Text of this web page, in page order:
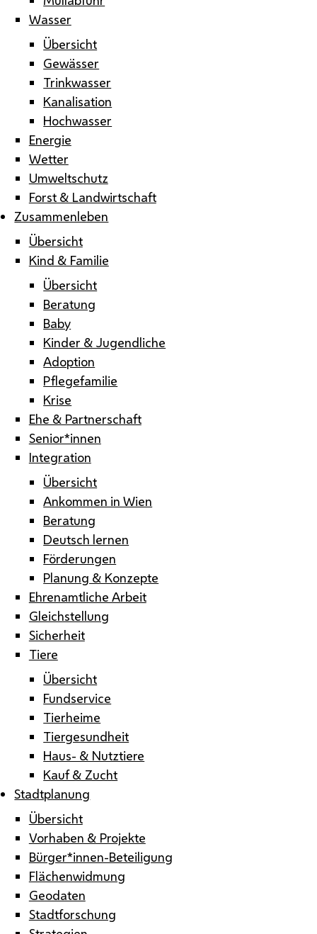
Wasser
Übersicht
Gewässer
Trinkwasser
Kanalisation
Hochwasser
Energie
Wetter
Umweltschutz
Forst & Landwirtschaft
Zusammenleben
Übersicht
Kind & Familie
Übersicht
Beratung
Baby
Kinder & Jugendliche
Adoption
Pflegefamilie
Krise
Ehe & Partnerschaft
Senior*innen
Integration
Übersicht
Ankommen in Wien
Beratung
Deutsch lernen
Förderungen
Planung & Konzepte
Ehrenamtliche Arbeit
Gleichstellung
Sicherheit
Tiere
Übersicht
Fundservice
Tierheime
Tiergesundheit
Haus- & Nutztiere
Kauf & Zucht
Stadtplanung
Übersicht
Vorhaben & Projekte
Bürger*innen-Beteiligung
Flächenwidmung
Geodaten
Stadtforschung